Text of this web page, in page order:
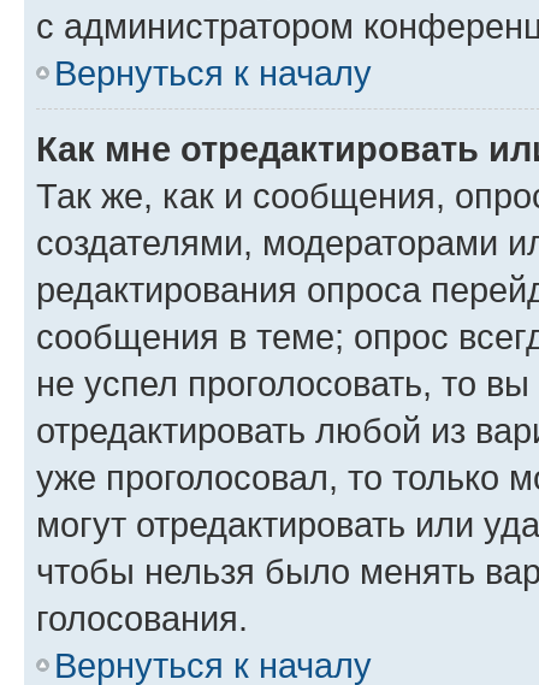
с администратором
Вернуться к началу
Как мне отредактировать
Так же, как и сообщения,
создателями, модераторами
редактирования опроса
сообщения в теме; опрос
не успел проголосовать, то
отредактировать любой из
уже проголосовал, то только
могут отредактировать или
чтобы нельзя было менять
голосования.
Вернуться к началу